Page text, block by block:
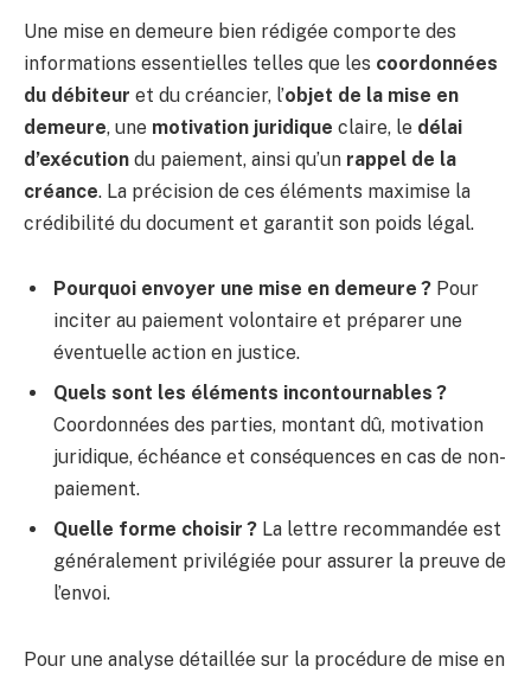
Une mise en demeure bien rédigée comporte des
informations essentielles telles que les coordonnées
du débiteur et du créancier, l’objet de la mise en
demeure, une motivation juridique claire, le délai
d’exécution du paiement, ainsi qu’un rappel de la
créance. La précision de ces éléments maximise la
crédibilité du document et garantit son poids légal.
Pourquoi envoyer une mise en demeure ? Pour
inciter au paiement volontaire et préparer une
éventuelle action en justice.
Quels sont les éléments incontournables ?
Coordonnées des parties, montant dû, motivation
juridique, échéance et conséquences en cas de non-
paiement.
Quelle forme choisir ? La lettre recommandée est
généralement privilégiée pour assurer la preuve de
l’envoi.
Pour une analyse détaillée sur la procédure de mise en